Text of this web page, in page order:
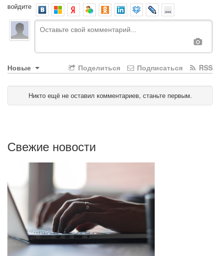
войдите
Новые RSS
Подписаться
Поделиться
Никто ещё не оставил комментариев, станьте первым.
Свежие новости